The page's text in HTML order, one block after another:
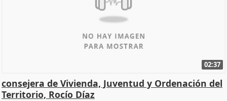
02:37
consejera de Vivienda, Juventud y Ordenación del
Territorio, Rocío Díaz